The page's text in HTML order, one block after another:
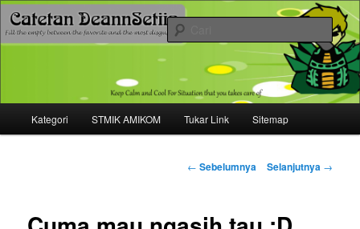
Mari bermimpi dan ciptakan kehendak
Cari
Langsung
utama
Kategori STMIK AMIKOM Tukar Link Sitemap
Navigasi
← Sebelumnya Selanjutnya →